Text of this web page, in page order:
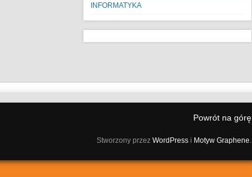
INFORMATYKA
Powrót na górę
Stworzony przez WordPress i Motyw Graphene